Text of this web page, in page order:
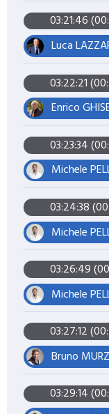
03:21:46
Luca
03:22:21
Enrico
03:23:34
03:24:38
03:26:49
03:27:12
Bruno
03:29:14